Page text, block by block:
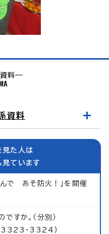
料
資料
見た人は
見ています
んで あそ防火！」を開催
すか。（分別）
・3324）